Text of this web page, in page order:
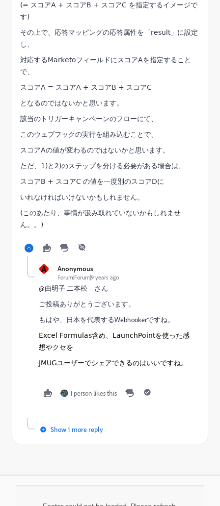
(= スコアA + スコアB + スコアC を指定するイメージで
す)
その上で、応答マッピングの応答属性を「result」に設定
し、
対応するMarketoフィールドにスコアAを指定すること
で、
スコアA = スコアA + スコアB + スコアC
となるのではないかと思います。
該当のトリガーキャンペーンのフローにて、
このウェブフックの実行を組み込むことで、
スコアAの値が変わるのではないかと思います。
ただ、1)と2)のステップを分ける必要がある場合は、
スコアB + スコアC の値を一度別のスコアDに
いれなければいけないかもしれません。
(このあたり、事情が汲み取れていないかもしれませ
ん。。)
A Anonymous
Forum|Forum|9 years ago
@由明子 二本松​ さん
ご投稿ありがとうございます。
もはや、日本を代表するWebhookerですね。
Excel Formulas含め、LaunchPointを使った感
想やクセを
JMUGユーザーでシェアできるのはいいですね。
1 person likes this
Show 1 more reply